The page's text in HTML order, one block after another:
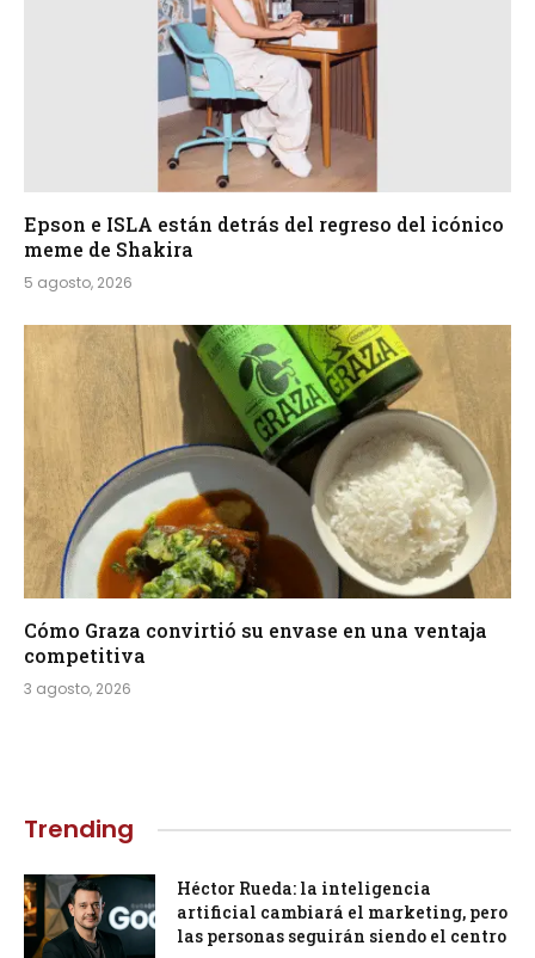
Epson e ISLA están detrás del regreso del icónico
meme de Shakira
5 agosto, 2026
Cómo Graza convirtió su envase en una ventaja
competitiva
3 agosto, 2026
Trending
Héctor Rueda: la inteligencia
artificial cambiará el marketing, pero
las personas seguirán siendo el centro